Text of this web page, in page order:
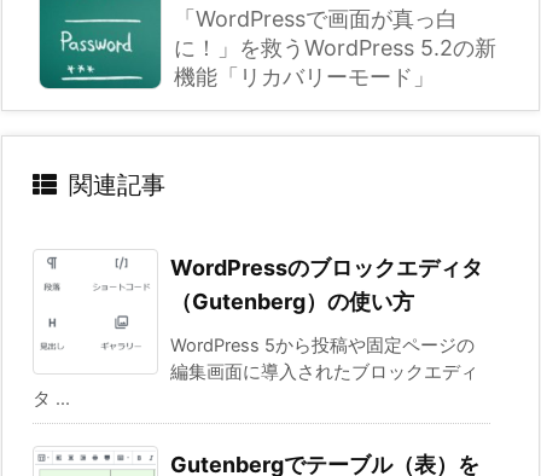
「WordPressで画面が真っ白
に！」を救うWordPress 5.2の新
機能「リカバリーモード」
関連記事
WordPressのブロックエディタ
（Gutenberg）の使い方
WordPress 5から投稿や固定ページの
編集画面に導入されたブロックエディ
タ ...
Gutenbergでテーブル（表）を